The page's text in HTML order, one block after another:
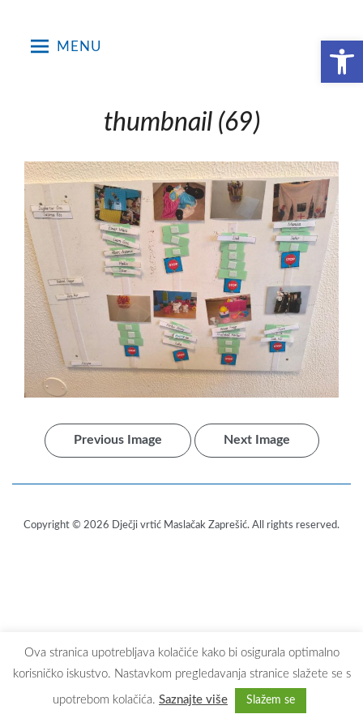
Open toolbar
MENU
thumbnail (69)
Previous Image Next Image
Copyright © 2026 Dječji vrtić Maslačak Zaprešić. All rights reserved.
Ova stranica upotrebljava kolačiće kako bi osigurala optimalno
korisničko iskustvo. Nastavkom pregledavanja stranice slažete se s
upotrebom kolačića. Saznajte više Slažem se